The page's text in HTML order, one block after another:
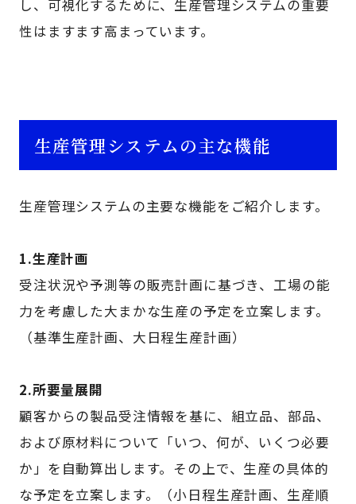
し、可視化するために、生産管理システムの重要
性はますます高まっています。
生産管理システムの主な機能
生産管理システムの主要な機能をご紹介します。
1.生産計画
受注状況や予測等の販売計画に基づき、工場の能
力を考慮した大まかな生産の予定を立案します。
（基準生産計画、大日程生産計画）
2.所要量展開
顧客からの製品受注情報を基に、組立品、部品、
および原材料について「いつ、何が、いくつ必要
か」を自動算出します。その上で、生産の具体的
な予定を立案します。（小日程生産計画、生産順